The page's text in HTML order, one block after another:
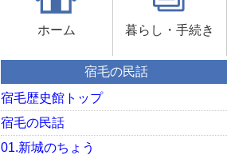
ホーム 暮らし・手続き
宿毛の民話
宿毛歴史館トップ
宿毛の民話
01.新城のちょう